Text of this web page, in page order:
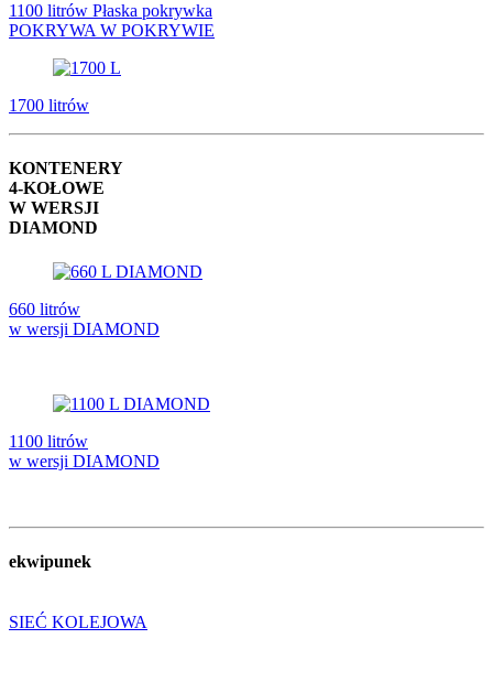
1100 litrów Płaska pokrywka
POKRYWA W POKRYWIE
1700 litrów
KONTENERY
4-KOŁOWE
W WERSJI
DIAMOND
660 litrów
w wersji DIAMOND
1100 litrów
w wersji DIAMOND
ekwipunek
SIEĆ KOLEJOWA